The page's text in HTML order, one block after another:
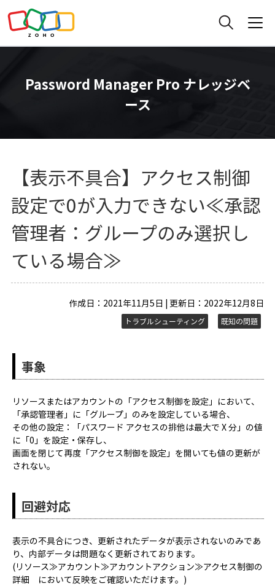
Password Manager Pro ナレッジベ
ース
【表示不具合】アクセス制御
設定で0が入力できない≪承認
管理者：グループのみ選択し
ている場合≫
作成日：2021年11月5日 | 更新日：2022年12月8日
トラブルシューティング 既知の問題
事象
リソースまたはアカウントの「アクセス制御を設定」において、
「承認管理者」に「グループ」のみを設定している場合、
その他の設定：「パスワード アクセスの排他は最大で X 分」の値
に「0」を設定・保存し、
画面を閉じて再度「アクセス制御を設定」を開いても値の更新が
されない。
回避対応
表示の不具合につき、更新されたデータが表示されないのみであ
り、内部データは問題なく更新されております。
(リソース≫アカウント≫アカウントアクション≫アクセス制御の
詳細 において反映をご確認いただけます。)